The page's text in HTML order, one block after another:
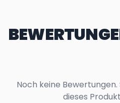
Noch keine Bewertungen.
dieses